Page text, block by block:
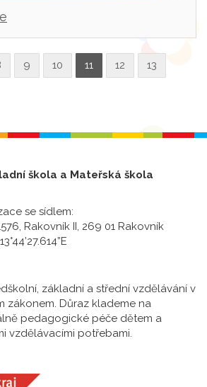
9 10 11 12 13
škola a Mateřská škola
se sídlem:
Rakovník II, 269 01 Rakovník
základní a střední vzdělávání v
zákonem. Důraz klademe na
pedagogické péče dětem a
vzdělávacími potřebami.